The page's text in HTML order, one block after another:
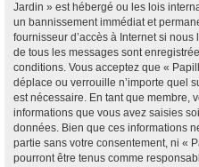
Jardin » est hébergé ou les lois
un bannissement immédiat et
fournisseur d’accès à Internet si
de tous les messages sont
conditions. Vous acceptez que «
déplace ou verrouille n’importe quel
est nécessaire. En tant que membre,
informations que vous avez saisies
données. Bien que ces informations
partie sans votre consentement, ni «
pourront être tenus comme